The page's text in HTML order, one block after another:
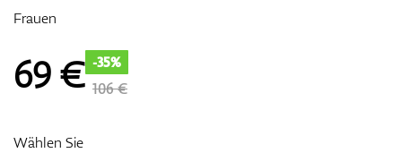
Entfernungsmesser & GPS
Frauen
69€ -35%
106 €
Wählen Sie